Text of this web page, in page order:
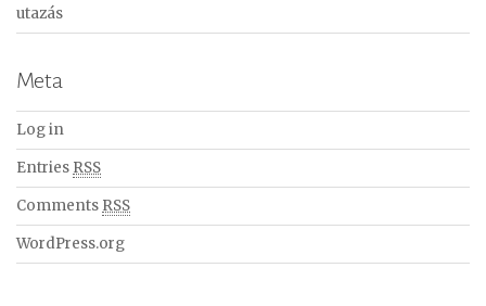
utazás
Meta
Log in
Entries RSS
Comments RSS
WordPress.org